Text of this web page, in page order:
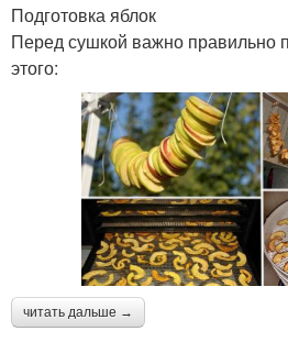
Подготовка яблок
Перед сушкой важно правильно
этого:
читать дальше →